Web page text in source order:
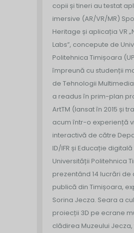
copii și tineri au testat
imersive (AR/VR/MR)
Heritage și aplicația VR
Labs”, concepute de
Politehnica Timișoara
împreună cu studenții
de Tehnologii
a readus în prim-plan
ArtTM (lansat în 2015 și
acum într-o experiență
interactivă de către
ID/IFR și Educație digitală
Universității Politehnica
prezentând 14 lucrări de
publică din Timișoara,
Sorina Jecza. Seara a
proiecții 3D pe ecrane
clădirea Muzeului